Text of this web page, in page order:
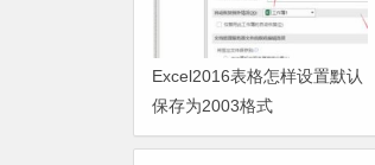
Excel2016表格怎样设置默认
保存为2003格式